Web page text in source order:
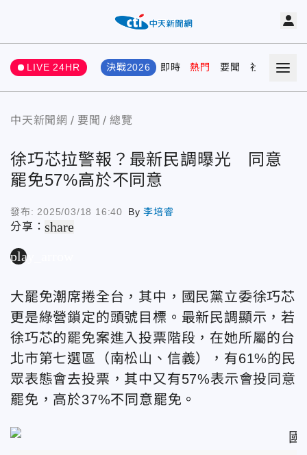
LIVE 24HR 決戰2026 即時 熱門 要聞 社會 娛樂
中天新聞網 要聞 總覽
徐巧芯拉警報？最新民調曝光 同意
罷免57%高於不同意
發布: 2025/03/18 16:40 By李培睿
分享：share
play_arrow
大罷免潮席捲全台，其中，國民黨立委徐巧芯
更是綠營鎖定的頭號目標。最新民調顯示，若
徐巧芯的罷免案進入投票階段，在她所屬的台
北市第七選區（南松山、信義），有61%的民
眾表態會去投票，其中又有57%表示會投同意
罷免，高於37%不同意罷免。